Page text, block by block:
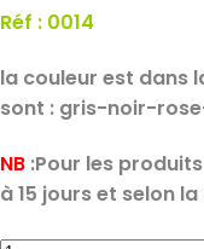
Réf : 0014
la couleur est dans
sont : gris-noir-
NB :Pour les
à 15 jours et selon